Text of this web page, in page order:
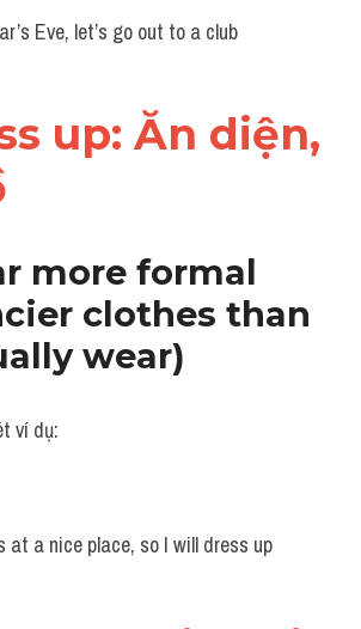
Eve, let’s go out to a club
up: Ăn diện,
more formal
clothes than
wear)
ví dụ:
at a nice place, so I will dress up